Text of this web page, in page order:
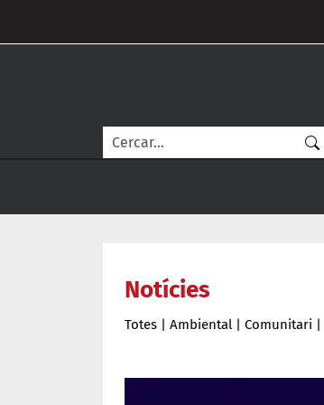
Cerca
Notícies
Totes | Ambiental | Comunitari |